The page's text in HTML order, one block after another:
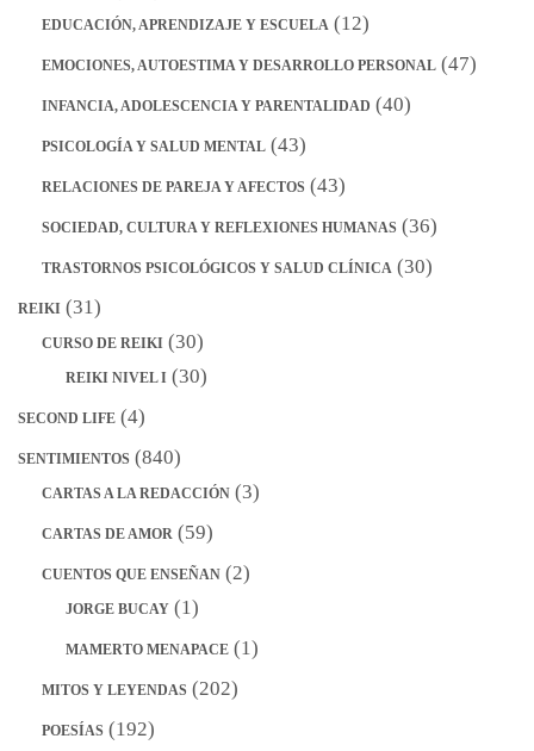
EDUCACIÓN, APRENDIZAJE Y ESCUELA (12)
EMOCIONES, AUTOESTIMA Y DESARROLLO PERSONAL (47)
INFANCIA, ADOLESCENCIA Y PARENTALIDAD (40)
PSICOLOGÍA Y SALUD MENTAL (43)
RELACIONES DE PAREJA Y AFECTOS (43)
SOCIEDAD, CULTURA Y REFLEXIONES HUMANAS (36)
TRASTORNOS PSICOLÓGICOS Y SALUD CLÍNICA (30)
REIKI (31)
CURSO DE REIKI (30)
REIKI NIVEL I (30)
SECOND LIFE (4)
SENTIMIENTOS (840)
CARTAS A LA REDACCIÓN (3)
CARTAS DE AMOR (59)
CUENTOS QUE ENSEÑAN (2)
JORGE BUCAY (1)
MAMERTO MENAPACE (1)
MITOS Y LEYENDAS (202)
POESÍAS (192)